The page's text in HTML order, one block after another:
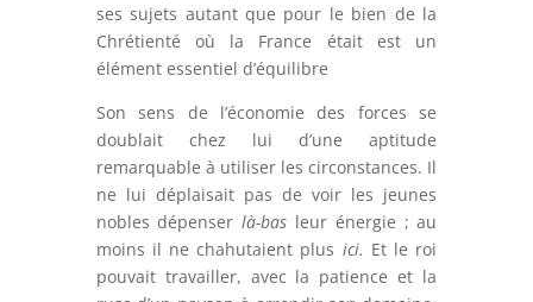
ses sujets autant que pour le bien de la
Chrétienté où la France était est un
élément essentiel d’équilibre
Son sens de l’économie des forces se
doublait chez lui d’une aptitude
remarquable à utiliser les circonstances. Il
ne lui déplaisait pas de voir les jeunes
nobles dépenserlà-bas leur énergie ; au
moins il ne chahutaient plus ici. Et le roi
pouvait travailler, avec la patience et la